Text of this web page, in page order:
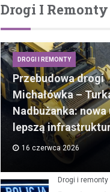
Drogi I Remonty
DROGI I REMONTY
Przebudowa drogi
Michałówka –
Nadbużanka: nowa
lepszą
16 czerwca 2026
Drogi i remonty